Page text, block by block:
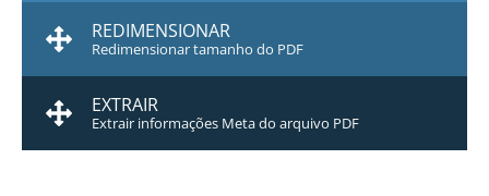
REDIMENSIONAR
Redimensionar tamanho do PDF
EXTRAIR
Extrair informações Meta do arquivo PDF